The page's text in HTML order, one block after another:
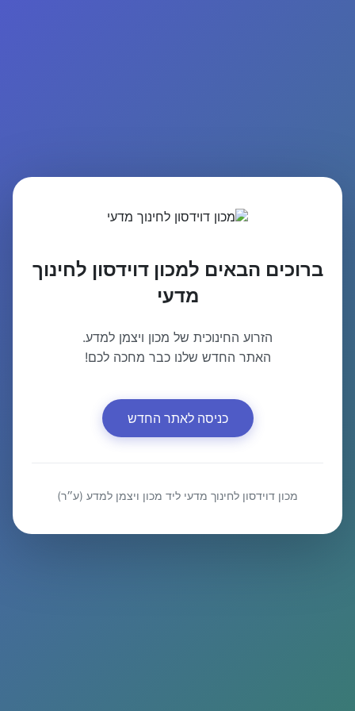
ברוכים הבאים למכון דוידסון לחינוך
מדעי
הזרוע החינוכית של מכון ויצמן למדע.
האתר החדש שלנו כבר מחכה לכם!
כניסה לאתר החדש
מכון דוידסון לחינוך מדעי ליד מכון ויצמן למדע (ע״ר)